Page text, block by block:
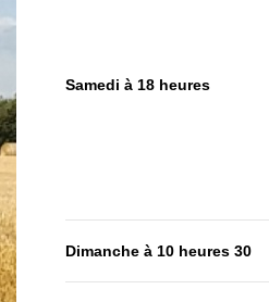
Samedi à 18 heures
Dimanche à 10 heures 30